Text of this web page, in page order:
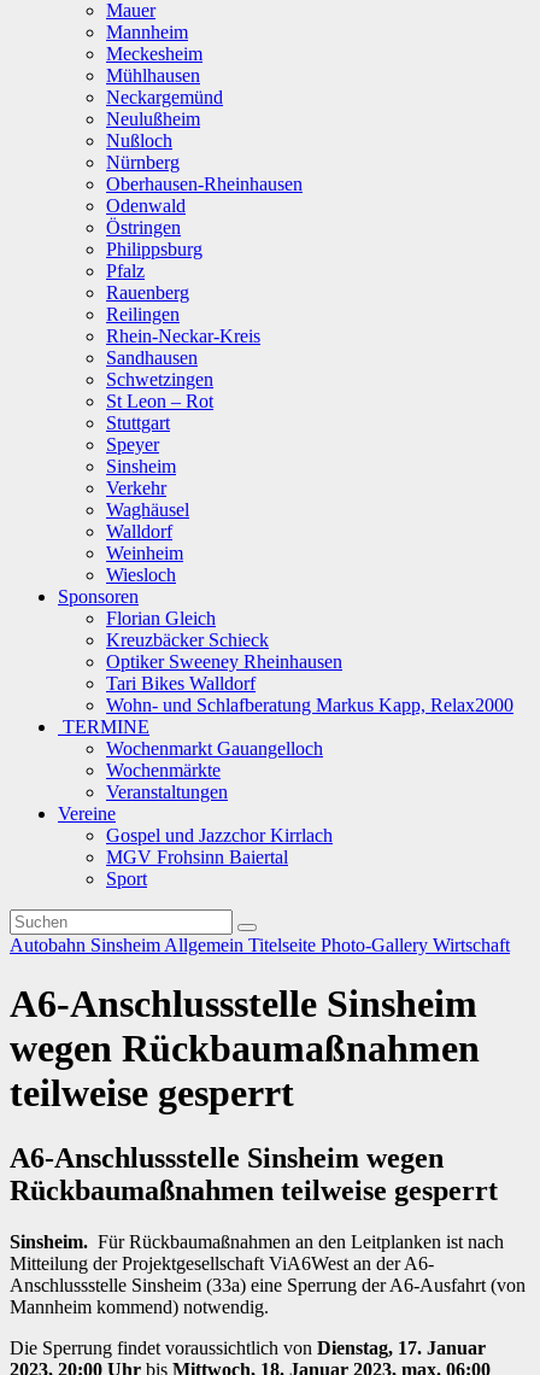
Mauer
Mannheim
Meckesheim
Mühlhausen
Neckargemünd
Neulußheim
Nußloch
Nürnberg
Oberhausen-Rheinhausen
Odenwald
Östringen
Philippsburg
Pfalz
Rauenberg
Reilingen
Rhein-Neckar-Kreis
Sandhausen
Schwetzingen
St Leon – Rot
Stuttgart
Speyer
Sinsheim
Verkehr
Waghäusel
Walldorf
Weinheim
Wiesloch
Sponsoren
Florian Gleich
Kreuzbäcker Schieck
Optiker Sweeney Rheinhausen
Tari Bikes Walldorf
Wohn- und Schlafberatung Markus Kapp, Relax2000
TERMINE
Wochenmarkt Gauangelloch
Wochenmärkte
Veranstaltungen
Vereine
Gospel und Jazzchor Kirrlach
MGV Frohsinn Baiertal
Sport
Autobahn Sinsheim Allgemein Titelseite Photo-Gallery Wirtschaft
A6-Anschlussstelle Sinsheim
wegen Rückbaumaßnahmen
teilweise gesperrt
A6-Anschlussstelle Sinsheim wegen
Rückbaumaßnahmen teilweise gesperrt
Sinsheim. Für Rückbaumaßnahmen an den Leitplanken ist nach
Mitteilung der Projektgesellschaft ViA6West an der A6-
Anschlussstelle Sinsheim (33a) eine Sperrung der A6-Ausfahrt (von
Mannheim kommend) notwendig.
Die Sperrung findet voraussichtlich von Dienstag, 17. Januar
2023, 20:00 Uhr bis Mittwoch, 18. Januar 2023, max. 06:00